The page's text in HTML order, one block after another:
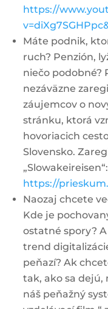
https://
Máte podnik,
ruch? Penzión,
niečo podobné?
nezáväzne
záujemcov o
stránku, ktorá
hovoriacich
Slovensko.
„Slowakeireisen“:
https://
Naozaj chcete
Kde je
ostatné spory?
trend
peňazí? Ak
tak, ako sa
náš peňažný